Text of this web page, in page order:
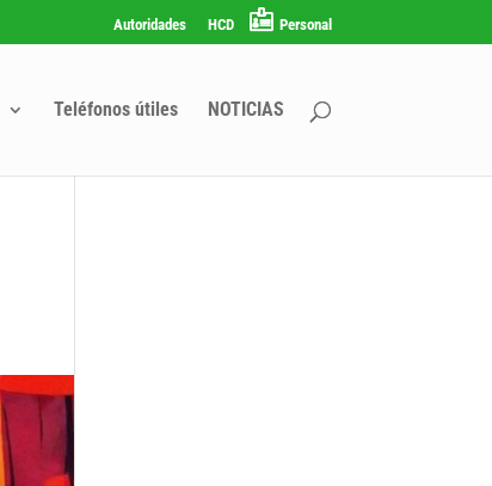
Autoridades HCD Personal
Teléfonos útiles NOTICIAS